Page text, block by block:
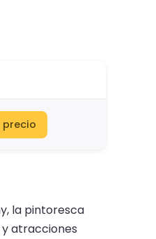
precio
la pintoresca
atracciones